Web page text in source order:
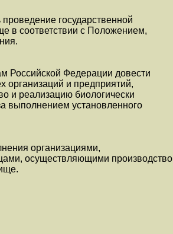
государственной
в соответствии с Положением,
Российской Федерации довести
организаций и предприятий,
и реализацию биологически
выполнением установленного
организациями,
осуществляющими производство